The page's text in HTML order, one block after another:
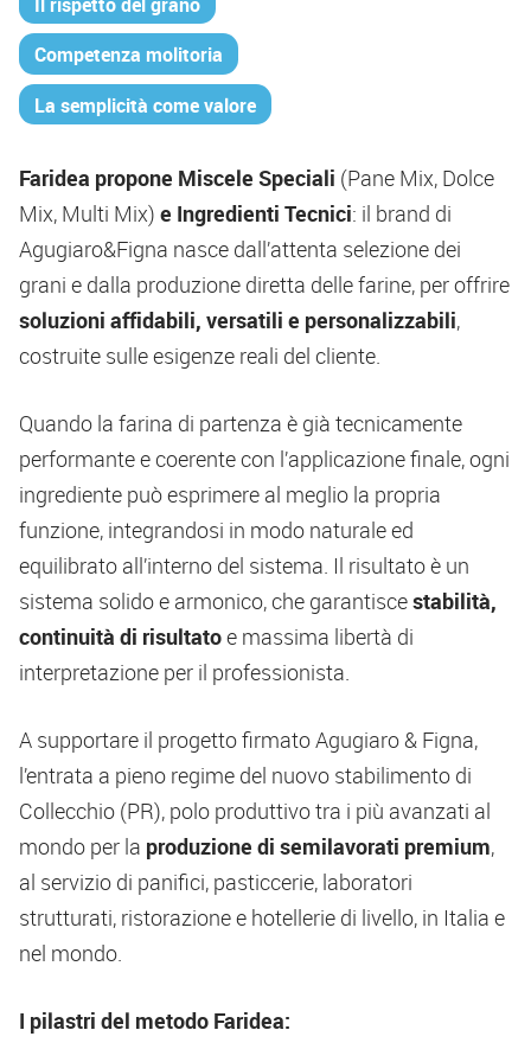
Competenza molitoria
La semplicità come valore
Faridea propone Miscele Speciali (Pane Mix, Dolce
Mix, Multi Mix) e Ingredienti Tecnici: il brand di
Agugiaro&Figna nasce dall’attenta selezione dei
grani e dalla produzione diretta delle farine, per offrire
soluzioni affidabili, versatili e personalizzabili,
costruite sulle esigenze reali del cliente.
Quando la farina di partenza è già tecnicamente
performante e coerente con l’applicazione finale, ogni
ingrediente può esprimere al meglio la propria
funzione, integrandosi in modo naturale ed
equilibrato all’interno del sistema. Il risultato è un
sistema solido e armonico, che garantiscestabilità,
continuità di risultatoe massima libertà di
interpretazione per il professionista.
A supportare il progetto firmato Agugiaro & Figna,
l’entrata a pieno regime del nuovo stabilimento di
Collecchio (PR), polo produttivo tra i più avanzati al
mondo per la produzione di semilavorati premium,
al servizio di panifici, pasticcerie, laboratori
strutturati, ristorazione e hotellerie di livello, in Italia e
nel mondo.
I pilastri del metodo Faridea: